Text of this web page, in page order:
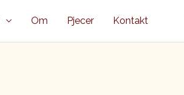
Om Pjecer Kontakt